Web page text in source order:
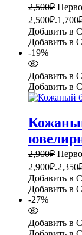
2,500₽
2,500₽.1,700
Добавить в
Добавить в
-19%
Добавить в
Добавить в
2,900₽
2,900₽.2,350
Добавить в
Добавить в
-27%
Добавить в